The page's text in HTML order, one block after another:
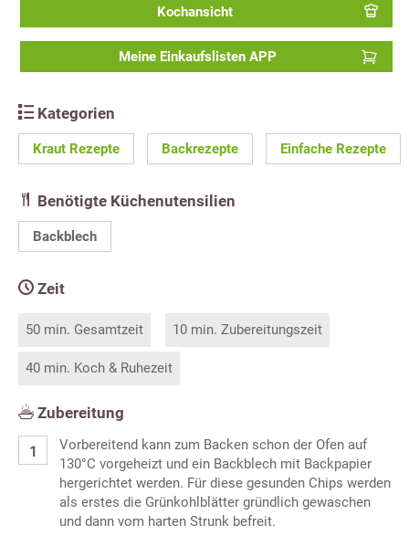
Kochansicht
Meine Einkaufslisten APP
Kategorien
Kraut Rezepte Backrezepte Einfache Rezepte
Benötigte Küchenutensilien
Backblech
Zeit
50 min. Gesamtzeit 10 min. Zubereitungszeit
40 min. Koch & Ruhezeit
Zubereitung
Vorbereitend kann zum Backen schon der Ofen auf
130°C vorgeheizt und ein Backblech mit Backpapier
hergerichtet werden. Für diese gesunden Chips werden
als erstes die Grünkohlblätter gründlich gewaschen
und dann vom harten Strunk befreit.